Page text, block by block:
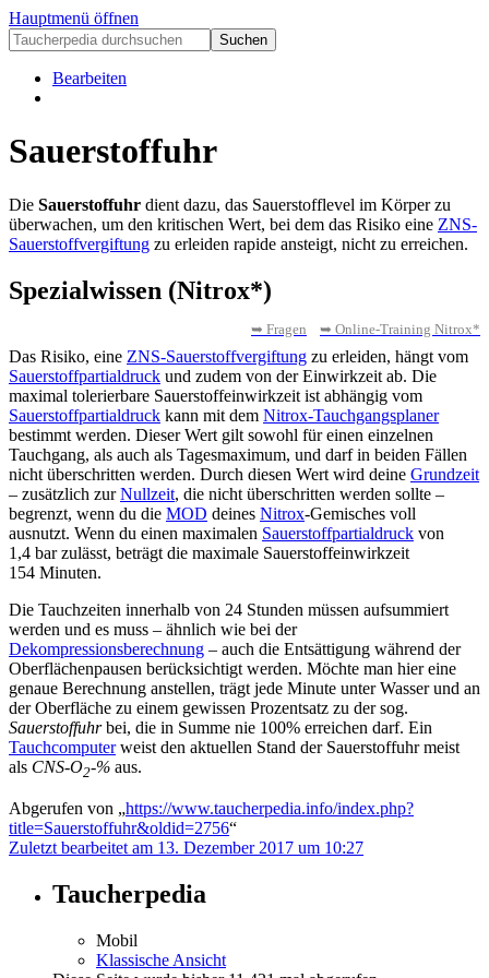
Hauptmenü öffnen
Bearbeiten
Sauerstoffuhr
Die Sauerstoffuhr dient dazu, das Sauerstofflevel im Körper zu
überwachen, um den kritischen Wert, bei dem das Risiko eine ZNS-
Sauerstoffvergiftung zu erleiden rapide ansteigt, nicht zu erreichen.
Spezialwissen (Nitrox*)
➥ Fragen ➥ Online-Training Nitrox*
Das Risiko, eine ZNS-Sauerstoffvergiftung zu erleiden, hängt vom
Sauerstoffpartialdruck und zudem von der Einwirkzeit ab. Die
maximal tolerierbare Sauerstoffeinwirkzeit ist abhängig vom
Sauerstoffpartialdruck kann mit dem Nitrox-Tauchgangsplaner
bestimmt werden. Dieser Wert gilt sowohl für einen einzelnen
Tauchgang, als auch als Tagesmaximum, und darf in beiden Fällen
nicht überschritten werden. Durch diesen Wert wird deine Grundzeit
– zusätzlich zurNullzeit, die nicht überschritten werden sollte –
begrenzt, wenn du die MOD deines Nitrox-Gemisches voll
ausnutzt. Wenn du einen maximalen Sauerstoffpartialdruck von
1,4 bar zulässt, beträgt die maximale Sauerstoffeinwirkzeit
154 Minuten.
Die Tauchzeiten innerhalb von 24 Stunden müssen aufsummiert
werden und es muss – ähnlich wie bei der
Dekompressionsberechnung – auch die Entsättigung während der
Oberflächenpausen berücksichtigt werden. Möchte man hier eine
genaue Berechnung anstellen, trägt jede Minute unter Wasser und an
der Oberfläche zu einem gewissen Prozentsatz zu der sog.
Sauerstoffuhrbei, die in Summe nie 100% erreichen darf. Ein
Tauchcomputerweist den aktuellen Stand der Sauerstoffuhr meist
als CNS-O2-% aus.
Abgerufen von „https://www.taucherpedia.info/index.php?
title=Sauerstoffuhr&oldid=2756“
Zuletzt bearbeitet am 13. Dezember 2017 um 10:27
Taucherpedia
Mobil
Klassische Ansicht